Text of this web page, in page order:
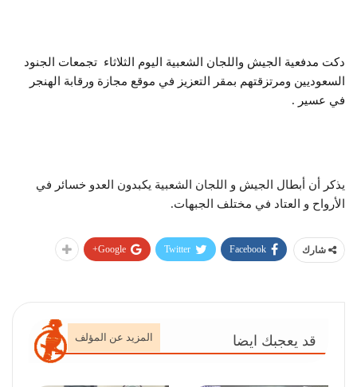
دكت مدفعية الجيش واللجان الشعبية اليوم الثلاثاء تجمعات الجنود
السعوديين ومرتزقتهم بمقر التعزيز في موقع مجازة ورقابة الهنجر
في عسير .
يذكر أن أبطال الجيش و اللجان الشعبية يكبدون العدو خسائر في
الأرواح و العتاد في مختلف الجبهات.
شارك Facebook
Twitter
Google+
قد يعجبك ايضا المزيد عن المؤلف